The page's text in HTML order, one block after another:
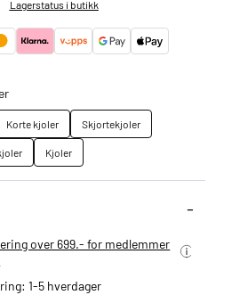
Lagerstatus i butikk
Korte kjoler
Skjortekjoler
Kjoler
over 699.- for medlemmer
1-5 hverdager